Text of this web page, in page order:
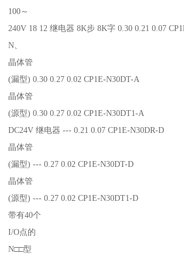
100～
240V 18 12 继电器 8K步 8K字 0.30 0.21 0.07
N、
晶体管
(漏型) 0.30 0.27 0.02 CP1E-N30DT-A
晶体管
(源型) 0.30 0.27 0.02 CP1E-N30DT1-A
DC24V 继电器 --- 0.21 0.07 CP1E-N30DR-D
晶体管
(漏型) --- 0.27 0.02 CP1E-N30DT-D
晶体管
(源型) --- 0.27 0.02 CP1E-N30DT1-D
带有40个
I/O点的
N□□型